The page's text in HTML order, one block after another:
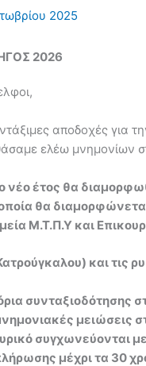
2025
2026
αποδοχές για
ελέω μνημονίων
νέο έτος θα
θα
Μ.Τ.Π.Υ και
και τις
συνταξιοδότησης
μειώσεις
συγχωνεύονται
μέχρι τα 30